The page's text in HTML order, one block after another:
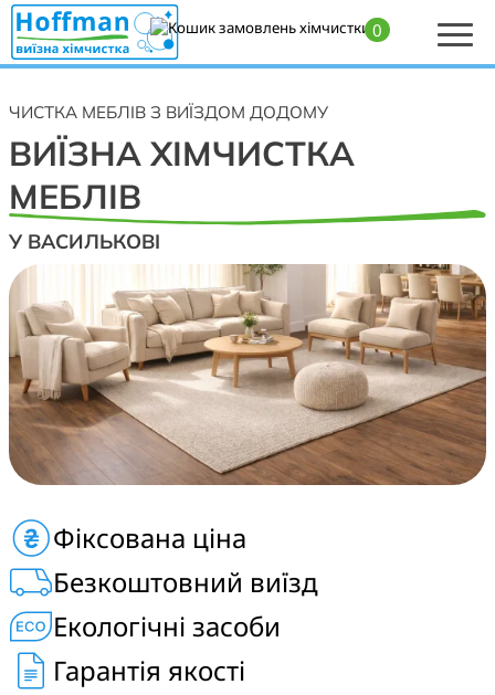
0
Головна>Хімчистка м’яких меблів, диванів, крісел, матраців і килимів —
Васильків, Велика Солтанівка, Плесецьке
ЧИСТКА МЕБЛІВ З ВИЇЗДОМ ДОДОМУ
ВИЇЗНА ХІМЧИСТКА
МЕБЛІВ
У ВАСИЛЬКОВІ
килимів, ковроліну, крісел і стільців у Василькові,
Великій Солтанівці, Плесецькому, Путрівці та Здорівці.
Фіксована ціна
Безкоштовний виїзд
Екологічні засоби
Гарантія якості